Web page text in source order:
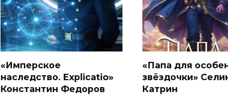
«Имперское
наследство. Explicatio»
Константин Федоров
«Папа для
звёздочки»
Катрин